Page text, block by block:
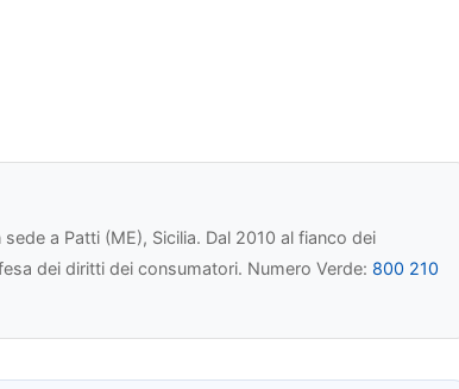
a Patti (ME), Sicilia. Dal 2010 al fianco dei
dei diritti dei consumatori. Numero Verde: 800 210